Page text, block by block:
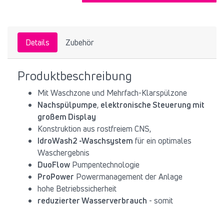
Details Zubehör
Produktbeschreibung
Mit Waschzone und Mehrfach-Klarspülzone
Nachspülpumpe, elektronische Steuerung mit
großem Display
Konstruktion aus rostfreiem CNS,
IdroWash2 -Waschsystem für ein optimales
Waschergebnis
DuoFlow Pumpentechnologie
ProPower Powermanagement der Anlage
hohe Betriebssicherheit
reduzierter Wasserverbrauch - somit